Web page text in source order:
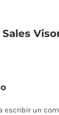
Sales
escribir un